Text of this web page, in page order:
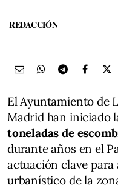
REDACCIÓN
El Ayuntamiento de
Madrid han iniciado
toneladas de
durante años en el
actuación clave
urbanístico de la